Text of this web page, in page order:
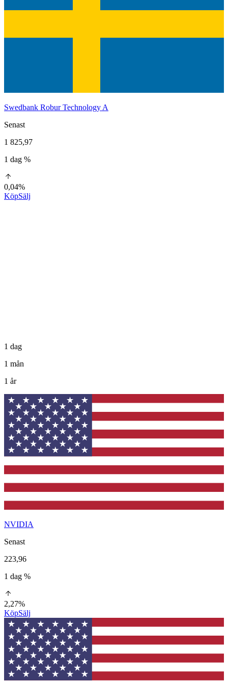
Swedbank Robur Technology A
Senast
1 825,97
1 dag %
0,04%
KöpSälj
1 dag
1 mån
1 år
NVIDIA
Senast
223,96
1 dag %
2,27%
KöpSälj